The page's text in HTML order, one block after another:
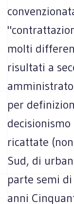
molti
risultati a
per
ricattate
Sud, di
parte semi
anni